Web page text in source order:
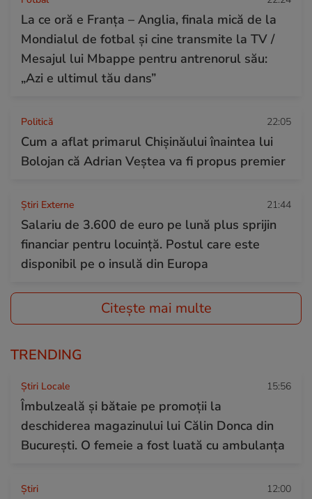
La ce oră e Franța – Anglia, finala mică de la
Mondialul de fotbal și cine transmite la TV /
Mesajul lui Mbappe pentru antrenorul său:
„Azi e ultimul tău dans”
Politică 22:05
Cum a aflat primarul Chișinăului înaintea lui
Bolojan că Adrian Veștea va fi propus premier
Știri Externe 21:44
Salariu de 3.600 de euro pe lună plus sprijin
financiar pentru locuință. Postul care este
disponibil pe o insulă din Europa
Citește mai multe
TRENDING
Știri Locale 15:56
Îmbulzeală și bătaie pe promoții la
deschiderea magazinului lui Călin Donca din
București. O femeie a fost luată cu ambulanța
Ştiri 12:00